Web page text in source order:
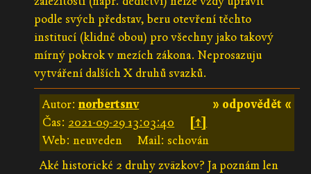
podle svých představ, beru otevření těchto
institucí (klidně obou) pro všechny jako takový
mírný pokrok v mezích zákona. Neprosazuju
vytváření dalších X druhů svazků.
» odpovědět «
Autor:norbertsnv
Čas: 2021-09-29 13:03:40
[↑]
Web: neuveden
Mail: schován
Aké historické 2 druhy zväzkov? Ja poznám len